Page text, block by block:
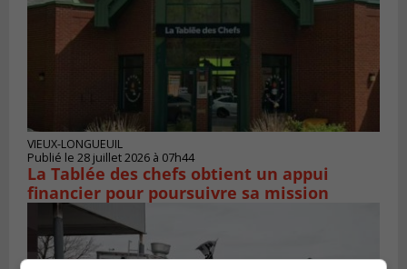
VIEUX-LONGUEUIL
Publié le 28 juillet 2026 à 07h44
La Tablée des chefs obtient un appui
financier pour poursuivre sa mission